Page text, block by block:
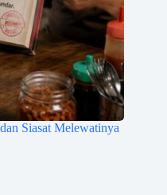
Siasat Melewatinya